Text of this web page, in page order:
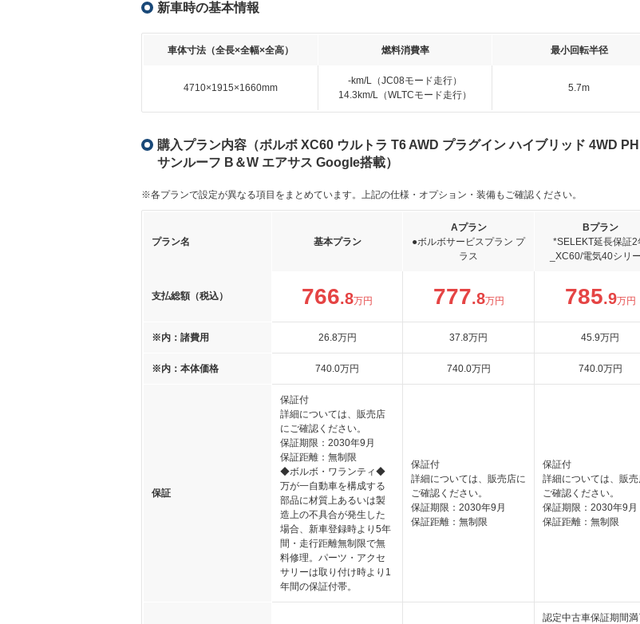
新車時の基本情報
車体寸法（全長×全幅×全高） 燃料消費率 最小回転半径
4710×1915×1660mm
-km/L（JC08モード走行）
14.3km/L（WLTCモード走行）
5.7m
購入プラン内容（ボルボ XC60 ウルトラ T6 AWD プラグイン ハイブリッド 4WD
サンルーフ B＆W エアサス Google搭載）
※各プランで設定が異なる項目をまとめています。上記の仕様・オプション・装備もご確認ください。
プラン名 基本プラン
Aプラン
●ボルボサービスプラン プ
ラス
Bプラン
*SELEKT延長保証2
_XC60/電気40シリ
支払総額（税込） 766.8万円 777.8万円 785.9万円
※内：諸費用 26.8万円 37.8万円 45.9万円
※内：本体価格 740.0万円 740.0万円 740.0万円
保証
保証付
詳細については、販売店
にご確認ください。
保証期限：2030年9月
保証距離：無制限
◆ボルボ・ワランティ◆
万が一自動車を構成する
部品に材質上あるいは製
造上の不具合が発生した
場合、新車登録時より5年
間・走行距離無制限で無
料修理。パーツ・アクセ
サリーは取り付け時より1
年間の保証付帯。
保証付
詳細については、販売店に
ご確認ください。
保証期限：2030年9月
保証距離：無制限
保証付
詳細については、販売
ご確認ください。
保証期限：2030年9月
保証距離：無制限
認定中古車保証期間満